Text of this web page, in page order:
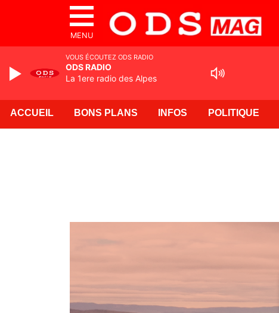
MENU
ACCUEIL BONS PLANS INFOS POLITIQUE
VOUS ÉCOUTEZ ODS RADIO
ODS RADIO
La 1ere radio des Alpes